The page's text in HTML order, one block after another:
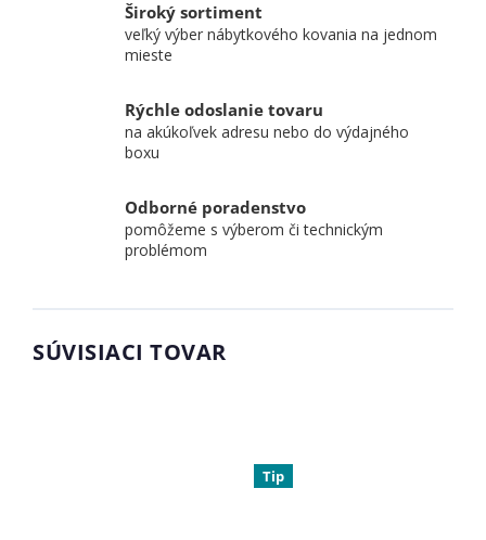
Široký sortiment
veľký výber nábytkového kovania na jednom
mieste
Rýchle odoslanie tovaru
na akúkoľvek adresu nebo do výdajného
boxu
Odborné poradenstvo
pomôžeme s výberom či technickým
problémom
SÚVISIACI TOVAR
Tip